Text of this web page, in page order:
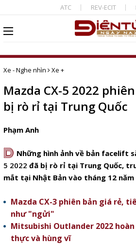
ATC REV-ECIT
Xe - Nghe nhìn Xe +
Mazda CX-5 2022
bị rò rỉ tại Trung Quốc
Phạm Anh
D Những hình ảnh về bản facelift
5 2022 đã bị rò rỉ tại Trung Quốc,
mắt tại Nhật Bản vào tháng 12 năm
Mazda CX-3 phiên bản giá rẻ,
như "ngửi"
Mitsubishi Outlander 2022
thực và hùng vĩ